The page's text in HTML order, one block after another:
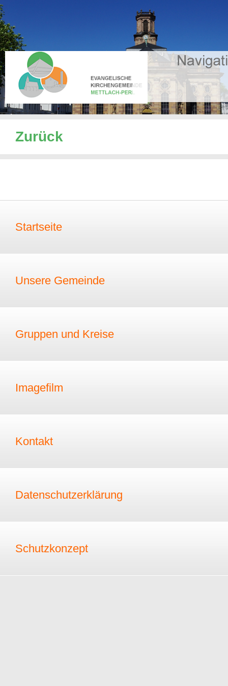
Zurück
Startseite
Unsere Gemeinde
Gruppen und Kreise
Imagefilm
Kontakt
Datenschutzerklärung
Schutzkonzept